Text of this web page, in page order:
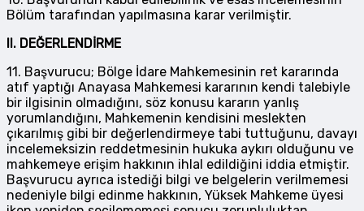
Bölüm tarafından yapılmasına karar verilmiştir.
II. DEĞERLENDİRME
11. Başvurucu; Bölge İdare Mahkemesinin ret kararında
atıf yaptığı Anayasa Mahkemesi kararının kendi talebiyle
bir ilgisinin olmadığını, söz konusu kararın yanlış
yorumlandığını, Mahkemenin kendisini meslekten
çıkarılmış gibi bir değerlendirmeye tabi tuttuğunu, davayı
incelemeksizin reddetmesinin hukuka aykırı olduğunu ve
mahkemeye erişim hakkının ihlal edildiğini iddia etmiştir.
Başvurucu ayrıca istediği bilgi ve belgelerin verilmemesi
nedeniyle bilgi edinme hakkının, Yüksek Mahkeme üyesi